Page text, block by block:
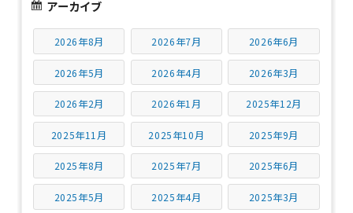
アーカイブ
2026年8月 2026年7月 2026年6月
2026年5月 2026年4月 2026年3月
2026年2月 2026年1月 2025年12月
2025年11月 2025年10月 2025年9月
2025年8月 2025年7月 2025年6月
2025年5月 2025年4月 2025年3月